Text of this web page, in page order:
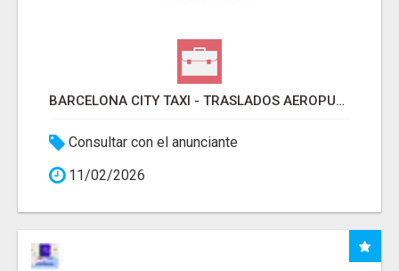
BARCELONA CITY TAXI - TRASLADOS AEROPUERTO BARCELONA
Consultar con el anunciante
11/02/2026